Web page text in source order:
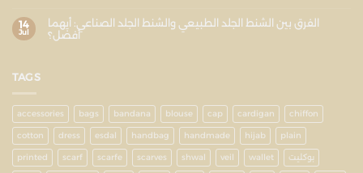
14
Jul
الفرق بين الشنط الجلد الطبيعي والشنط الجلد الصناعي: أيهما
أفضل؟
TAGS
accessories bags bandana blouse cap cardigan chiffon
cotton dress esdal handbag handmade hijab plain
printed scarf scarfe scarves shwal veil wallet بوكليت